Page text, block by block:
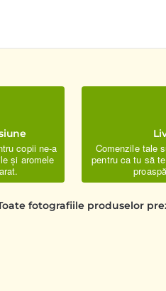
copii ne-a
și aromele
Comenzile tale
pentru ca tu să
fotografiile produselor